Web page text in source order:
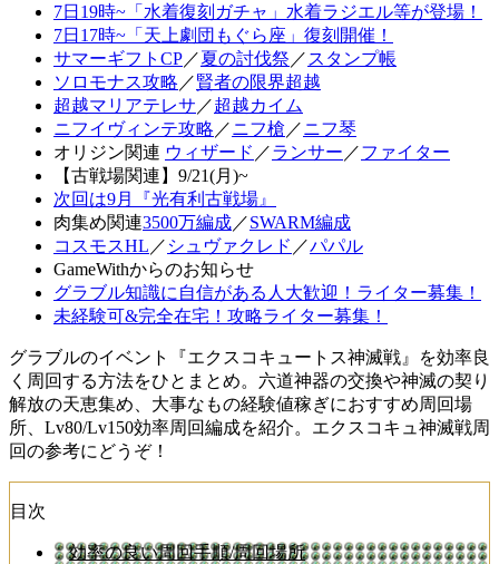
7日19時~「水着復刻ガチャ」水着ラジエル等が登場！
7日17時~「天上劇団もぐら座」復刻開催！
サマーギフトCP／夏の討伐祭 ／ スタンプ帳
ソロモナス攻略 ／賢者の限界超越
超越マリアテレサ ／超越カイム
ニフイヴィンテ攻略 ／ニフ槍 ／ニフ琴
オリジン関連 ウィザード ／ランサー ／ファイター
【古戦場関連】9/21(月)~
次回は9月『光有利古戦場』
肉集め関連3500万編成／SWARM編成
コスモスHL ／ シュヴァクレド ／パパル
GameWithからのお知らせ
グラブル知識に自信がある人大歓迎！ライター募集！
未経験可&完全在宅！攻略ライター募集！
グラブルのイベント『エクスコキュートス神滅戦』を効率良
く周回する方法をひとまとめ。六道神器の交換や神滅の契り
解放の天恵集め、大事なもの経験値稼ぎにおすすめ周回場
所、Lv80/Lv150効率周回編成を紹介。エクスコキュ神滅戦周
回の参考にどうぞ！
目次
効率の良い周回手順/周回場所